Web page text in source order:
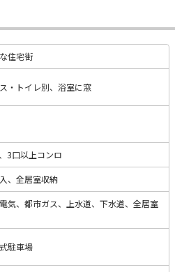
住宅街
・トイレ別、浴室に窓
3口以上コンロ
、全居室収納
気、都市ガス、上水道、下水道、全居室
駐車場